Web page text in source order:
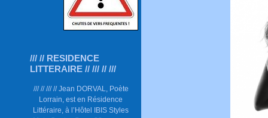
/// // RESIDENCE
LITTERAIRE // /// // ///
/// // /// // Jean DORVAL, Poète
Lorrain, est en Résidence
Littéraire, à l’Hôtel IBIS Styles